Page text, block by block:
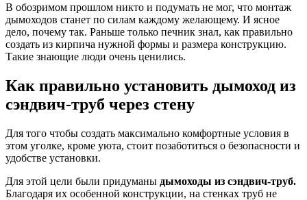
В обозримом прошлом никто и подумать не мог, что монтаж
дымоходов станет по силам каждому желающему. И ясное
дело, почему так. Раньше только печник знал, как правильно
создать из кирпича нужной формы и размера конструкцию.
Такие знающие люди очень ценились.
Как правильно установить дымоход из
сэндвич-труб через стену
Для того чтобы создать максимально комфортные условия в
этом уголке, кроме уюта, стоит позаботиться о безопасности и
удобстве установки.
Для этой цели были придуманы дымоходы из сэндвич-труб.
Благодаря их особенной конструкции, на стенках труб не